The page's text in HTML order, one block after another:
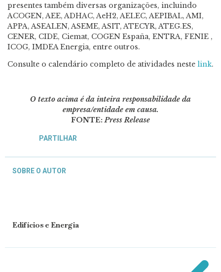
presentes também diversas organizações, incluindo
ACOGEN, AEE, ADHAC, AeH2, AELEC, AEPIBAL, AMI,
APPA, ASEALEN, ASEME, ASIT, ATECYR, ATEG.ES,
CENER, CIDE, Ciemat, COGEN España, ENTRA, FENIE ,
ICOG, IMDEA Energia, entre outros.
Consulte o calendário completo de atividades neste link.
O texto acima é da inteira responsabilidade da
empresa/entidade em causa.
FONTE:Press Release
PARTILHAR
SOBRE O AUTOR
Edifícios e Energia